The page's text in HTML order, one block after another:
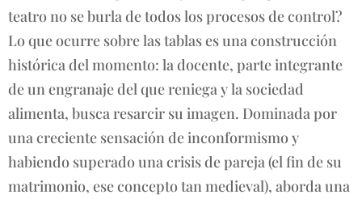
teatro no se burla de todos los procesos de control?
Lo que ocurre sobre las tablas es una construcción
histórica del momento: la docente, parte integrante
de un engranaje del que reniega y la sociedad
alimenta, busca resarcir su imagen. Dominada por
una creciente sensación de inconformismo y
habiendo superado una crisis de pareja (el fin de su
matrimonio, ese concepto tan medieval), aborda una